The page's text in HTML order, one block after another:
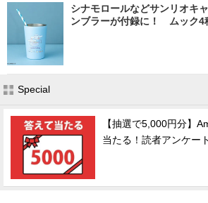
シナモロールなどサンリオキ
ンブラーが付録に！ ムック4
Special
【抽選で5,000円分】
当たる！読者アンケー